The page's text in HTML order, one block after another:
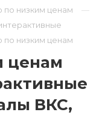
низким ценам
низким ценам
ценам
ВКС,